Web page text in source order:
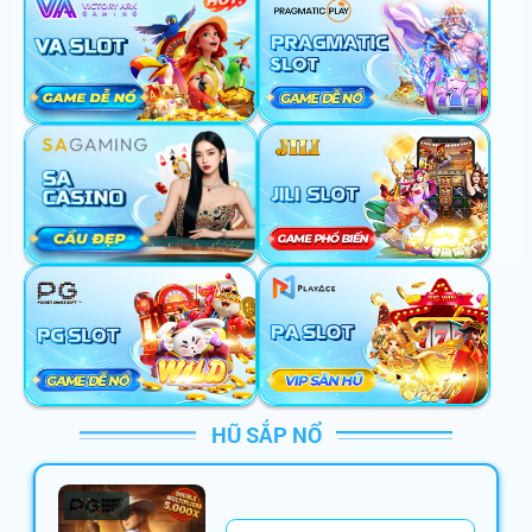
HŨ SẮP NỔ
vi****** +600,000,000VNĐ
mo****** +382,560,000VNĐ
mi****** +186,523,546VNĐ
da****** 150,000,000VNĐ
ma****** +100,880,000VNĐ
lu****** +164,000,000VNĐ
ta****** 766,000,000VNĐ
mi****** +686,000,000VNĐ
sh****** +250,001,000VNĐ
go****** +286,122,000VNĐ
be****** +99,000,000VNĐ